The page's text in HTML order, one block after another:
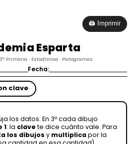
🖨 Imprimir
Esparta
Primaria · Estadística · Pictogramas
Fecha:
clave
los datos. En 3º cada dibujo
1: la clave te dice cuánto vale. Para
los dibujos y multiplicapor la